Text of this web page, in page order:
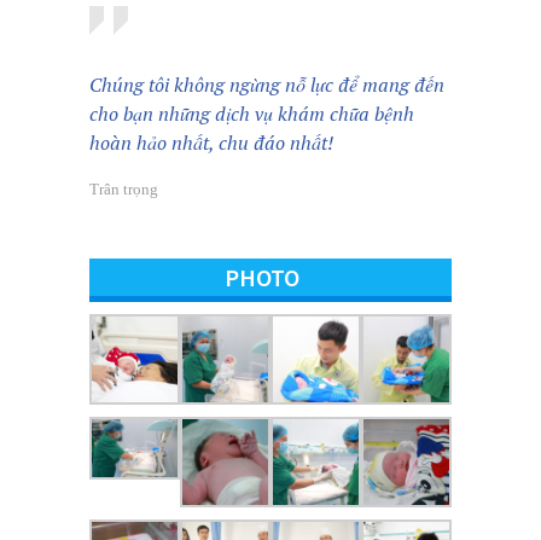
Chúng tôi không ngừng nỗ lực để mang đến
cho bạn những dịch vụ khám chữa bệnh
hoàn hảo nhất, chu đáo nhất!
Trân trọng
PHOTO